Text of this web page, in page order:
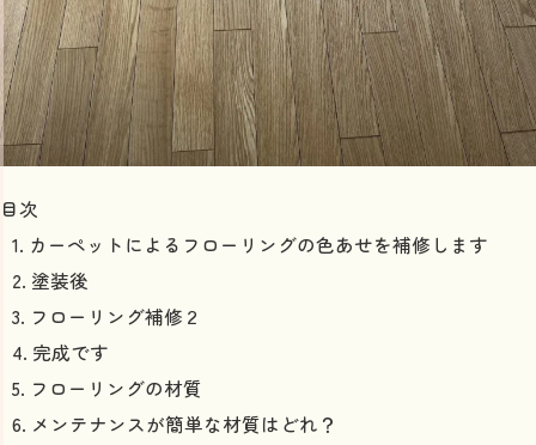
目次
カーペットによるフローリングの色あせを補修します
塗装後
フローリング補修２
完成です
フローリングの材質
メンテナンスが簡単な材質はどれ？